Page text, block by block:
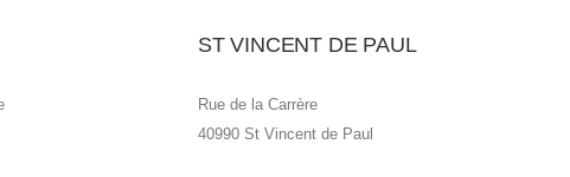
ST VINCENT DE PAUL
Rue de la Carrère
40990 St Vincent de Paul